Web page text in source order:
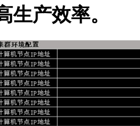
生产效率。